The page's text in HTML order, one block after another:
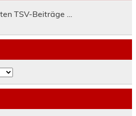
TSV-Beiträge …